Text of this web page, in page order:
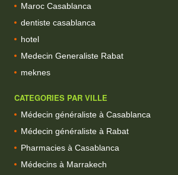
Maroc Casablanca
dentiste casablanca
hotel
Medecin Generaliste Rabat
meknes
CATEGORIES PAR VILLE
Médecin généraliste à Casablanca
Médecin généraliste à Rabat
Pharmacies à Casablanca
Médecins à Marrakech